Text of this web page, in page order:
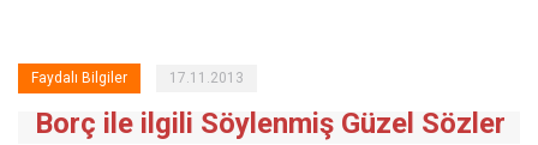
Faydalı Bilgiler 17.11.2013
Borç ile ilgili Söylenmiş Güzel Sözler